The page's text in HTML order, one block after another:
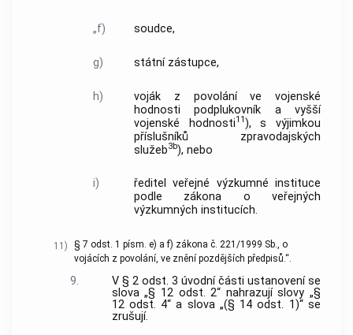
„f) soudce,
g) státní zástupce,
h)
voják z povolání ve vojenské
hodnosti podplukovník a vyšší
vojenské hodnosti11), s výjimkou
příslušníků zpravodajských
služeb3b), nebo
i)
ředitel veřejné výzkumné instituce
podle zákona o veřejných
výzkumných institucích.
11)
§ 7 odst. 1 písm. e) a f) zákona č. 221/1999 Sb., o
vojácích z povolání, ve znění pozdějších předpisů.“.
9.
V § 2 odst. 3 úvodní části ustanovení se
slova „§ 12 odst. 2“ nahrazují slovy „§
12 odst. 4“ a slova „(§ 14 odst. 1)“ se
zrušují.